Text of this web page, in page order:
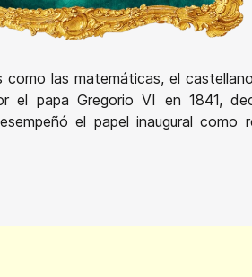
las matemáticas, el
papa Gregorio VI en 1841,
el papel inaugural